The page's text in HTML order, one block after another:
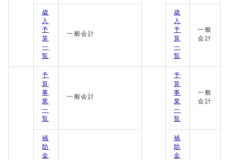
歳
入
予
算
一
覧
一般会計
歳
入
予
算
一
覧
一般
会計
予
算
事
業
一
覧
一般会計
予
算
事
業
一
覧
一般
会計
補
助
金
補
助
金